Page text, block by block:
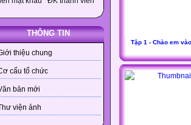
THÔNG TIN
thiệu chung
cấu tổ chức
bản mới
viện ảnh
Tập 1 - Chào em